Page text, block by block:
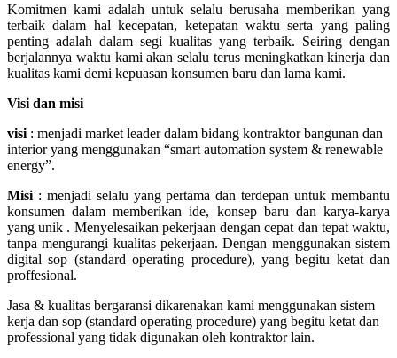
Komitmen kami adalah untuk selalu berusaha memberikan yang
terbaik dalam hal kecepatan, ketepatan waktu serta yang paling
penting adalah dalam segi kualitas yang terbaik. Seiring dengan
berjalannya waktu kami akan selalu terus meningkatkan kinerja dan
kualitas kami demi kepuasan konsumen baru dan lama kami.
Visi dan misi
visi : menjadi market leader dalam bidang kontraktor bangunan dan
interior yang menggunakan “smart automation system & renewable
energy”.
Misi : menjadi selalu yang pertama dan terdepan untuk membantu
konsumen dalam memberikan ide, konsep baru dan karya-karya
yang unik . Menyelesaikan pekerjaan dengan cepat dan tepat waktu,
tanpa mengurangi kualitas pekerjaan. Dengan menggunakan sistem
digital sop (standard operating procedure), yang begitu ketat dan
proffesional.
Jasa & kualitas bergaransi dikarenakan kami menggunakan sistem
kerja dan sop (standard operating procedure) yang begitu ketat dan
professional yang tidak digunakan oleh kontraktor lain.